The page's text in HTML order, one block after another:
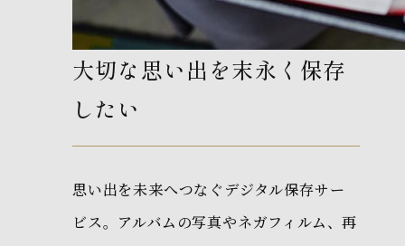
大切な思い出を末永く保存
したい
思い出を未来へつなぐデジタル保存サー
ビス。アルバムの写真やネガフィルム、再